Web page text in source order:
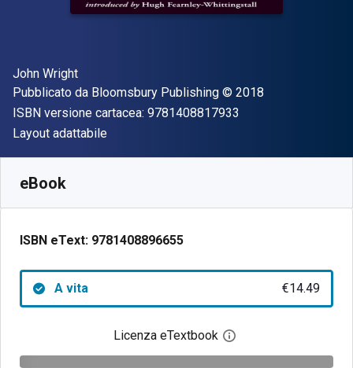
Autore(i)
John Wright
Editore
Pubblicato da Bloomsbury Publishing Copyright
© 2018
ISBN versione cartacea: 9781408817933
Formato
Layout adattabile
eBook
ISBN eText: 9781408896655
A vita €14.49
Licenza eTextbook Apri la finestra di